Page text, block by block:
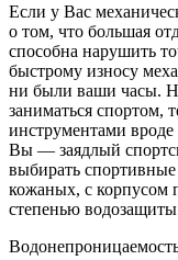
Если у Вас
о том, что большая
способна нарушить
быстрому износу
ни были ваши часы.
заниматься спортом,
инструментами вроде
Вы — заядлый
выбирать
кожаных, с корпусом
степенью